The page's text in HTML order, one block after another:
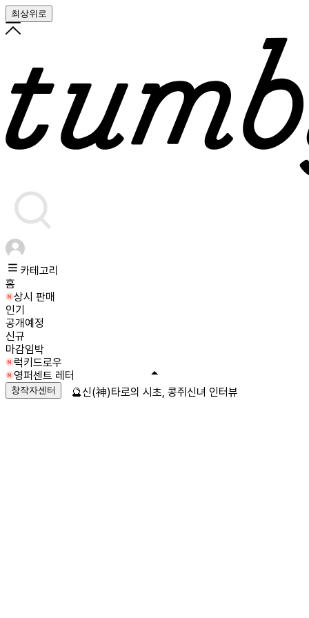
최상위로
카테고리
홈
상시 판매
인기
공개예정
신규
마감임박
럭키드로우
영퍼센트 레터
창작자센터 🔮신(神)타로의 시초, 콩쥐신녀 인터뷰